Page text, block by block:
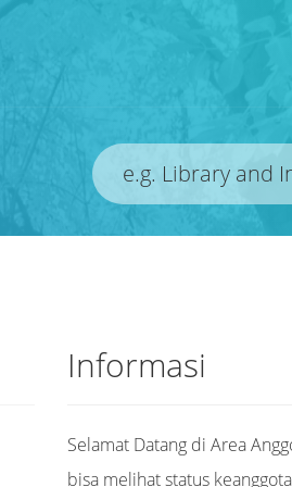
Informasi
Selamat Datang di Area
bisa melihat status